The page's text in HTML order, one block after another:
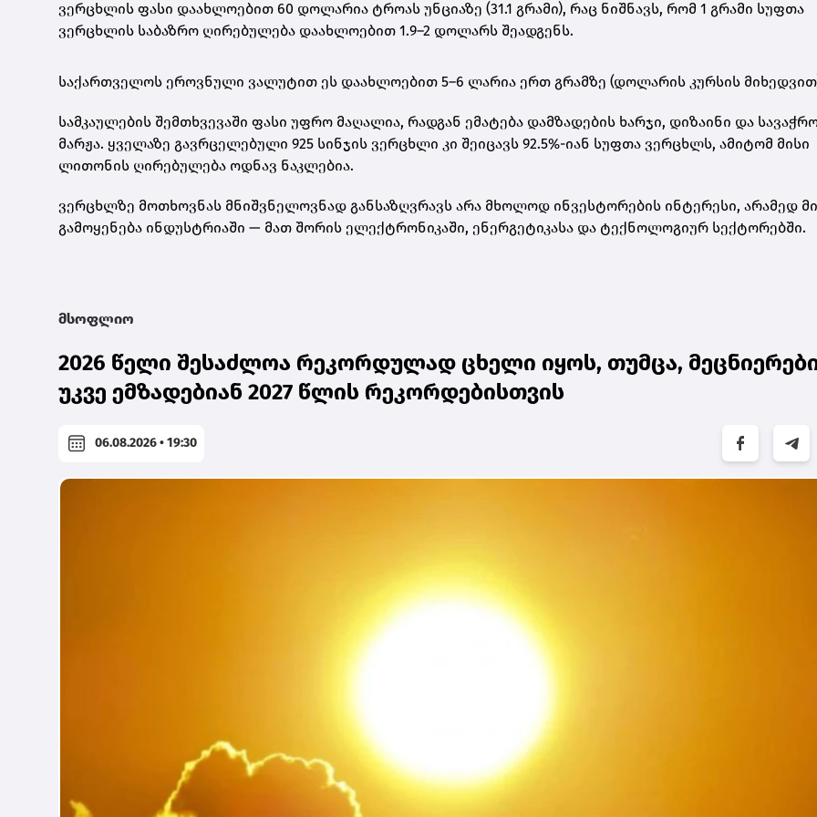
ვერცხლის ფასი დაახლოებით 60 დოლარია ტროას უნციაზე (31.1 გრამი), რაც ნიშნავს, რომ 1 გრამი სუფთა
ვერცხლის საბაზრო ღირებულება დაახლოებით 1.9–2 დოლარს შეადგენს.
საქართველოს ეროვნული ვალუტით ეს დაახლოებით 5–6 ლარია ერთ გრამზე (დოლარის კურსის
სამკაულების შემთხვევაში ფასი უფრო მაღალია, რადგან ემატება დამზადების ხარჯი, დიზაინი და
მარჟა. ყველაზე გავრცელებული 925 სინჯის ვერცხლი კი შეიცავს 92.5%-იან სუფთა ვერცხლს, ამიტომ მისი
ლითონის ღირებულება ოდნავ ნაკლებია.
ვერცხლზე მოთხოვნას მნიშვნელოვნად განსაზღვრავს არა მხოლოდ ინვესტორების ინტერესი, არამედ
გამოყენება ინდუსტრიაში — მათ შორის ელექტრონიკაში, ენერგეტიკასა და ტექნოლოგიურ სექტორებში.
მსოფლიო
2026 წელი შესაძლოა რეკორდულად ცხელი იყოს, თუმცა,
უკვე ემზადებიან 2027 წლის რეკორდებისთვის
06.08.2026 • 19:30